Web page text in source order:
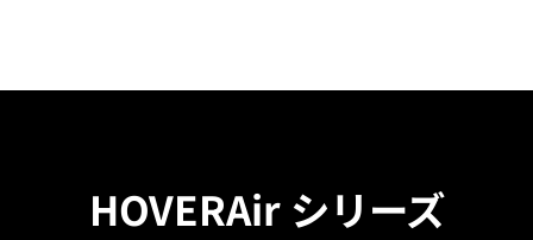
HOVERAir シリーズ